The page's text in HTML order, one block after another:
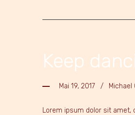
Keep
Mai 19, 2017 Michael
Lorem ipsum dolor sit amet,